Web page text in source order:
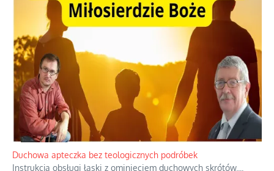
Duchowa apteczka bez teologicznych podróbek
Instrukcja obsługi łaski z ominięciem duchowych skrótów.